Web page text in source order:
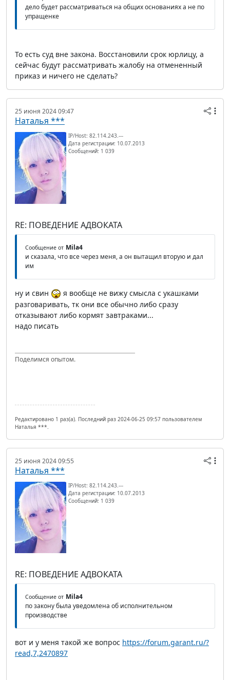
дело будет рассматриваться на общих основаниях а не по
упращенке
То есть суд вне закона. Восстановили срок юрлицу, а
сейчас будут рассматривать жалобу на отмененный
приказ и ничего не сделать?
25 июня 2024 09:47
Наталья ***
IP/Host: 82.114.243.---
Дата регистрации: 10.07.2013
Сообщений: 1 039
RE: ПОВЕДЕНИЕ АДВОКАТА
Сообщение от Mila4
и сказала, что все через меня, а он вытащил вторую и дал
им
ну и свин
я вообще не вижу смысла с укашками
разговаривать, тк они все обычно либо сразу
отказывают либо кормят завтраками...
надо писать
Поделимся опытом.
Редактировано 1 раз(а). Последний раз 2024-06-25 09:57 пользователем
Наталья ***.
25 июня 2024 09:55
Наталья ***
IP/Host: 82.114.243.---
Дата регистрации: 10.07.2013
Сообщений: 1 039
RE: ПОВЕДЕНИЕ АДВОКАТА
Сообщение от Mila4
по закону была уведомлена об исполнительном
производстве
вот и у меня такой же вопрос https://forum.garant.ru/?
read,7,2470897